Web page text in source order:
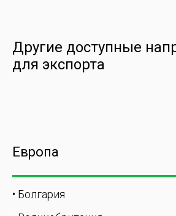
Другие доступные
для экспорта
Европа
• Болгария